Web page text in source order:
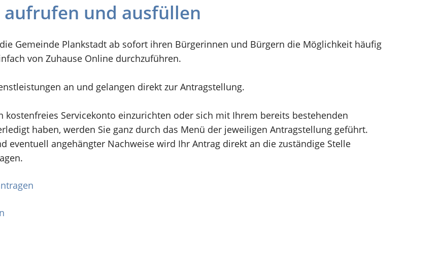
und ausfüllen
Gemeinde Plankstadt ab sofort ihren Bürgerinnen und Bürgern die Möglichkeit häufig
von Zuhause Online durchzuführen.
an und gelangen direkt zur Antragstellung.
kostenfreies Servicekonto einzurichten oder sich mit Ihrem bereits bestehenden
haben, werden Sie ganz durch das Menü der jeweiligen Antragstellung geführt.
eventuell angehängter Nachweise wird Ihr Antrag direkt an die zuständige Stelle